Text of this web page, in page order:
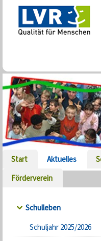
Start Aktuelles
Förderverein
Schulleben
Schuljahr 2025/2026